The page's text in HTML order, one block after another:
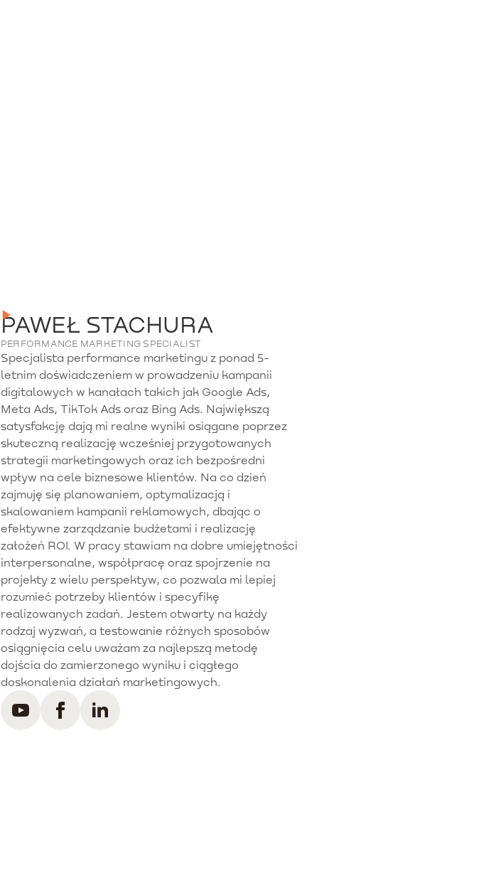
PAWEŁ STACHURA
PERFORMANCE MARKETING SPECIALIST
Specjalista performance marketingu z ponad 5-
letnim doświadczeniem w prowadzeniu kampanii
digitalowych w kanałach takich jak Google Ads,
Meta Ads, TikTok Ads oraz Bing Ads. Największą
satysfakcję dają mi realne wyniki osiągane poprzez
skuteczną realizację wcześniej przygotowanych
strategii marketingowych oraz ich bezpośredni
wpływ na cele biznesowe klientów. Na co dzień
zajmuję się planowaniem, optymalizacją i
skalowaniem kampanii reklamowych, dbając o
efektywne zarządzanie budżetami i realizację
założeń ROI. W pracy stawiam na dobre umiejętności
interpersonalne, współpracę oraz spojrzenie na
projekty z wielu perspektyw, co pozwala mi lepiej
rozumieć potrzeby klientów i specyfikę
realizowanych zadań. Jestem otwarty na każdy
rodzaj wyzwań, a testowanie różnych sposobów
osiągnięcia celu uważam za najlepszą metodę
dojścia do zamierzonego wyniku i ciągłego
doskonalenia działań marketingowych.